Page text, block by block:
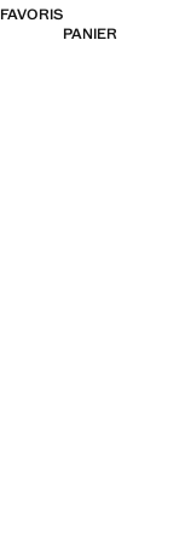
FAVORIS
PANIER